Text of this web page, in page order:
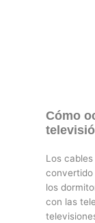
Cómo
Los
convertido
los
con las